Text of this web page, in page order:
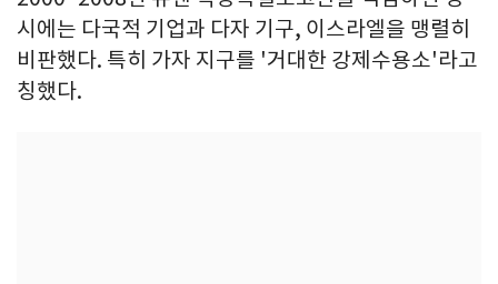
시에는 다국적 기업과 다자 기구, 이스라엘을 맹렬히
비판했다. 특히 가자 지구를 '거대한 강제수용소'라고
칭했다.